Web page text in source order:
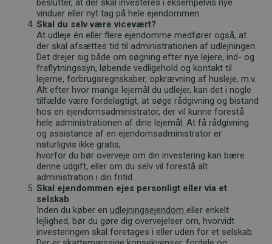
beslutter, at der skal investeres i eksempelvis nye
vinduer eller nyt tag på hele ejendommen.
Skal du selv være vicevært?
At udleje én eller flere ejendomme medfører også, at
der skal afsættes tid til administrationen af udlejningen.
Det drejer sig både om søgning efter nye lejere, ind- og
fraflytningssyn, løbende vedligehold og kontakt til
lejerne, forbrugsregnskaber, opkrævning af husleje, m.v.
Alt efter hvor mange lejemål du udlejer, kan det i nogle
tilfælde være fordelagtigt, at søge rådgivning og bistand
hos en ejendomsadministrator, der vil kunne forestå
hele administrationen af dine lejemål. At få rådgivning
og assistance af en ejendomsadministrator er
naturligvis ikke gratis,
hvorfor du bør overveje om din investering kan bære
denne udgift, eller om du selv vil forestå alt
administration i din fritid.
Skal ejendommen ejes personligt eller via et
selskab
Inden du køber en udlejningsejendom eller enkelt
lejlighed, bør du gøre dig overvejelser om, hvorvidt
investeringen skal foretages i eller uden for et selskab.